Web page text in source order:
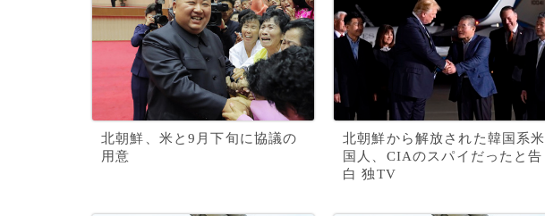
北朝鮮、米と9月下旬に協議の
用意
北朝鮮から解放された韓国系米
国人、CIAのスパイだったと告
白 独TV